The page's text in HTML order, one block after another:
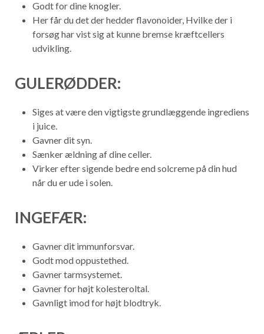
Godt for dine knogler.
Her får du det der hedder flavonoider, Hvilke der i
forsøg har vist sig at kunne bremse kræftcellers
udvikling.
GULERØDDER:
Siges at være den vigtigste grundlæggende ingrediens
i juice.
Gavner dit syn.
Sænker ældning af dine celler.
Virker efter sigende bedre end solcreme på din hud
når du er ude i solen.
INGEFÆR:
Gavner dit immunforsvar.
Godt mod oppustethed.
Gavner tarmsystemet.
Gavner for højt kolesteroltal.
Gavnligt imod for højt blodtryk.